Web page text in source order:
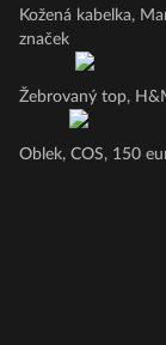
Kožená kabelka,
značek
Žebrovaný top,
Oblek, COS, 150